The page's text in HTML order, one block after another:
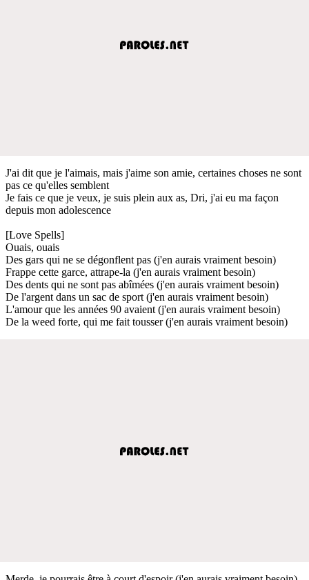
J'ai dit que je l'aimais, mais j'aime son amie, certaines choses ne sont
pas ce qu'elles semblent
Je fais ce que je veux, je suis plein aux as, Dri, j'ai eu ma façon
depuis mon adolescence
[Love Spells]
Ouais, ouais
Des gars qui ne se dégonflent pas (j'en aurais vraiment besoin)
Frappe cette garce, attrape-la (j'en aurais vraiment besoin)
Des dents qui ne sont pas abîmées (j'en aurais vraiment besoin)
De l'argent dans un sac de sport (j'en aurais vraiment besoin)
L'amour que les années 90 avaient (j'en aurais vraiment besoin)
De la weed forte, qui me fait tousser (j'en aurais vraiment besoin)